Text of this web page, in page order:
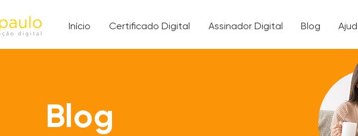
Início Certificado Digital Assinador Digital Blog
Blog